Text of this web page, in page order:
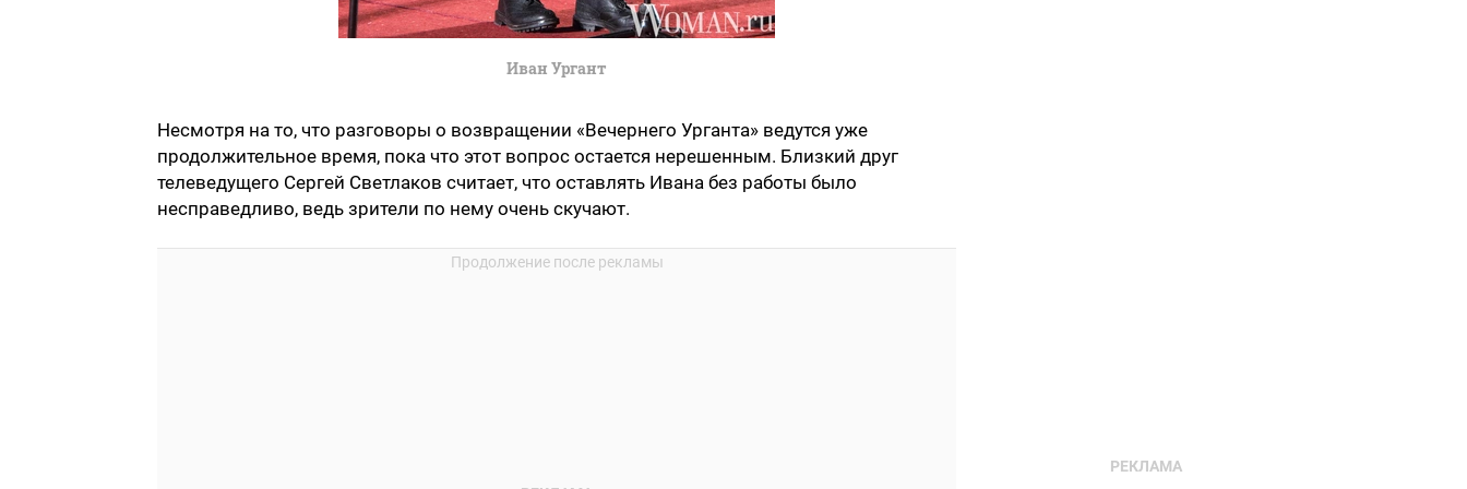
Иван Ургант
Несмотря на то, что разговоры о возвращении «Вечернего Урганта» ведутся уже
продолжительное время, пока что этот вопрос остается нерешенным. Близкий друг
телеведущего Сергей Светлаков считает, что оставлять Ивана без работы было
несправедливо, ведь зрители по нему очень скучают.